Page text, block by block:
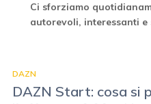
Ci sforziamo
autorevoli, interessanti
DAZN
DAZN Start: cosa si